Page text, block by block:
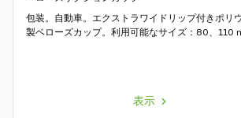
包装。自動車。エクストラワイドリップ付きポリ
製ベローズカップ。利用可能なサイズ：80、110
表示